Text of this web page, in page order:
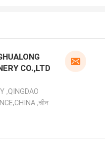
CO.,LTD
,QINGDAO
,चीन